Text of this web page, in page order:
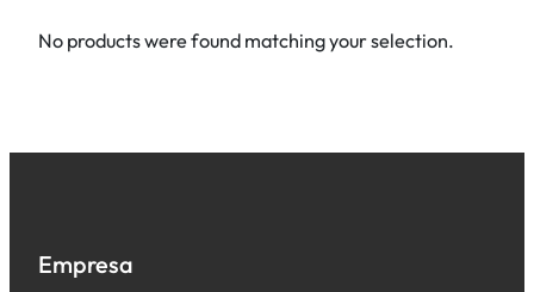
No products were found matching your selection.
Empresa